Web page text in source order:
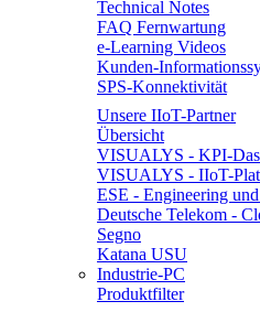
Technical Notes
FAQ Fernwartung
e-Learning Videos
Kunden-
SPS-Konnektivität
Unsere IIoT-Partner
Übersicht
VISUALYS - KPI-
VISUALYS - IIoT-
ESE - Engineering
Deutsche Telekom -
Segno
Katana USU
Industrie-PC
Produktfilter